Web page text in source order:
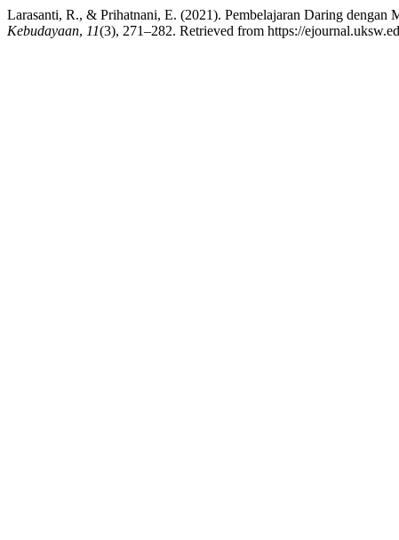
Larasanti, R., & Prihatnani, E. (2021). Pembelajaran Daring
Kebudayaan, 11(3), 271–282. Retrieved from https://